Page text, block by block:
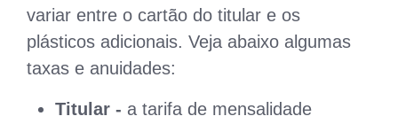
variar entre o cartão do titular e os
plásticos adicionais. Veja abaixo algumas
taxas e anuidades:
Titular - a tarifa de mensalidade